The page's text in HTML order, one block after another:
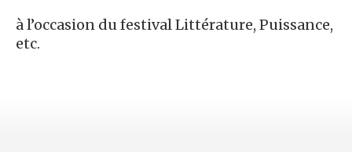
à l’occasion du festival Littérature, Puissance,
etc.